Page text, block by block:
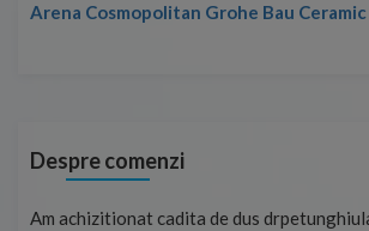
Arena Cosmopolitan Grohe Bau Ceramic
Despre comenzi
Am achizitionat cadita de dus